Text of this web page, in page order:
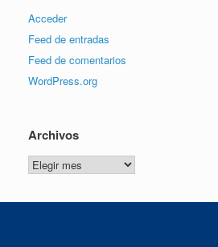
Acceder
Feed de entradas
Feed de comentarios
WordPress.org
Archivos